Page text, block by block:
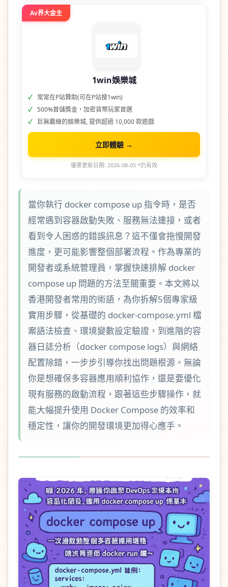
Av界大金主
1win娛樂城
常常在P站贊助(可在P站搜1win)
500%首儲獎金，加密貨幣玩家首選
巨無霸級的娛樂城, 提供超過 10,000 款遊戲
立即體驗 →
優惠更新日期: 2026-08-05 *仍有效
當你執行 docker compose up 指令時，是否
經常遇到容器啟動失敗、服務無法連接，或者
看到令人困惑的錯誤訊息？這不僅會拖慢開發
進度，更可能影響整個部署流程。作為專業的
開發者或系統管理員，掌握快速排解 docker
compose up 問題的方法至關重要。本文將以
香港開發者常用的術語，為你拆解5個專家級
實用步驟，從基礎的 docker-compose.yml 檔
案語法檢查、環境變數設定驗證，到進階的容
器日誌分析（docker compose logs）與網絡
配置除錯，一步步引導你找出問題根源。無論
你是想確保多容器應用順利協作，還是要優化
現有服務的啟動流程，跟著這些步驟操作，就
能大幅提升使用 Docker Compose 的效率和
穩定性，讓你的開發環境更加得心應手。